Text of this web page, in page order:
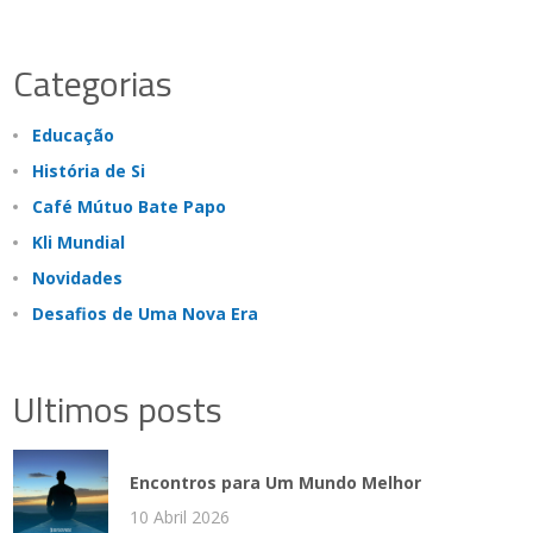
Categorias
Educação
História de Si
Café Mútuo Bate Papo
Kli Mundial
Novidades
Desafios de Uma Nova Era
Ultimos posts
Encontros para Um Mundo Melhor
10 Abril 2026